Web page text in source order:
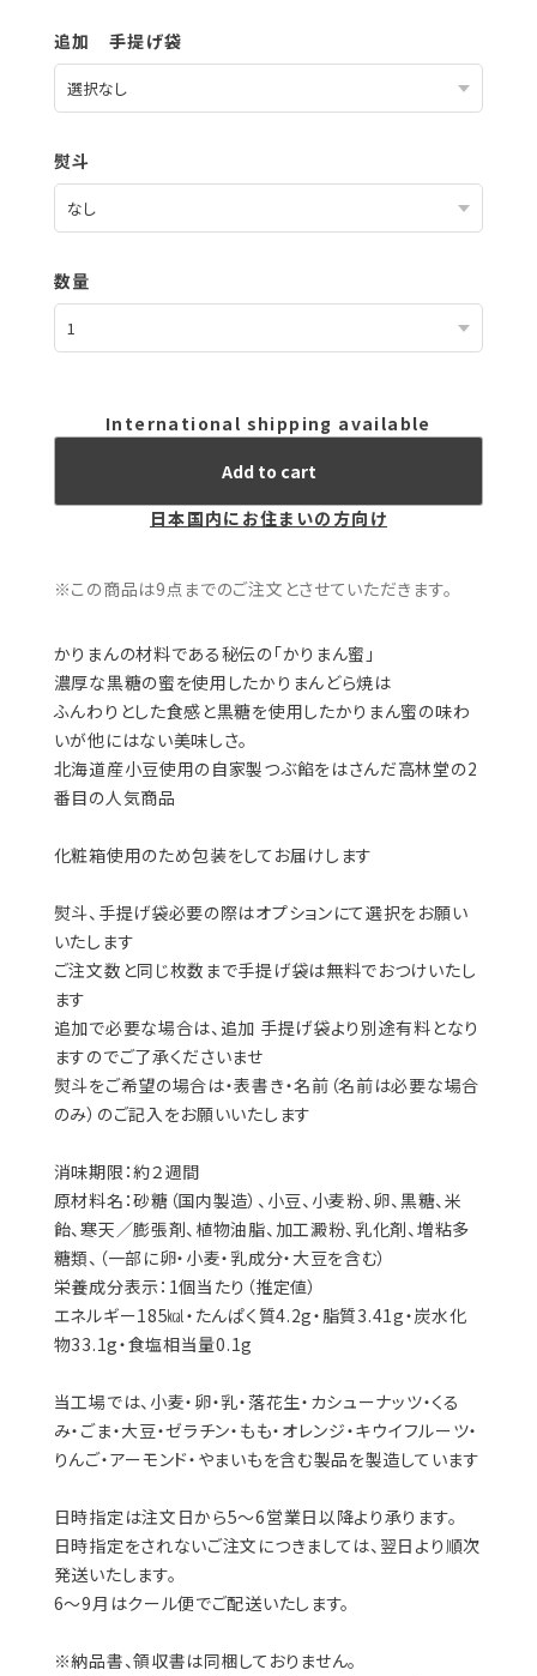
追加 手提げ袋
熨斗
数量
International shipping available
Add to cart
日本国内にお住まいの方向け
※この商品は9点までのご注文とさせていただきます。
かりまんの材料である秘伝の「かりまん蜜」
濃厚な黒糖の蜜を使用したかりまんどら焼は
ふんわりとした食感と黒糖を使用したかりまん蜜の味わ
いが他にはない美味しさ。
北海道産小豆使用の自家製つぶ餡をはさんだ高林堂の2
番目の人気商品
化粧箱使用のため包装をしてお届けします
熨斗、手提げ袋必要の際はオプションにて選択をお願い
いたします
ご注文数と同じ枚数まで手提げ袋は無料でおつけいたし
ます
追加で必要な場合は、追加 手提げ袋より別途有料となり
ますのでご了承くださいませ
熨斗をご希望の場合は・表書き・名前（名前は必要な場合
のみ）のご記入をお願いいたします
消味期限：約２週間
原材料名：砂糖（国内製造）、小豆、小麦粉、卵、黒糖、米
飴、寒天／膨張剤、植物油脂、加工澱粉、乳化剤、増粘多
糖類、（一部に卵・小麦・乳成分・大豆を含む）
栄養成分表示：1個当たり（推定値）
エネルギー185㎉・たんぱく質4.2g・脂質3.41g・炭水化
物33.1g・食塩相当量0.1g
当工場では、小麦・卵・乳・落花生・カシューナッツ・くる
み・ごま・大豆・ゼラチン・もも・オレンジ・キウイフルーツ・
りんご・アーモンド・やまいもを含む製品を製造しています
日時指定は注文日から5〜6営業日以降より承ります。
日時指定をされないご注文につきましては、翌日より順次
発送いたします。
6〜9月はクール便でご配送いたします。
※納品書、領収書は同梱しておりません。